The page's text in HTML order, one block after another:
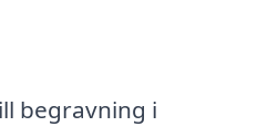
begravning i